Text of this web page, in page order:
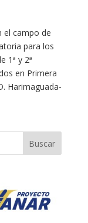
el campo de
para los
1ª y 2ª
en Primera
Harimaguada-